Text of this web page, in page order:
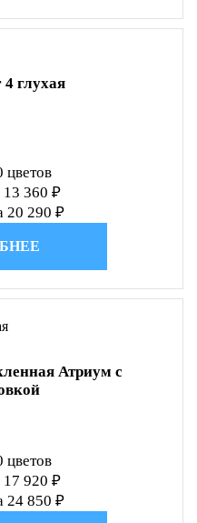
глухая
цветов
13 360 ₽
20 290 ₽
Атриум с
цветов
17 920 ₽
24 850 ₽